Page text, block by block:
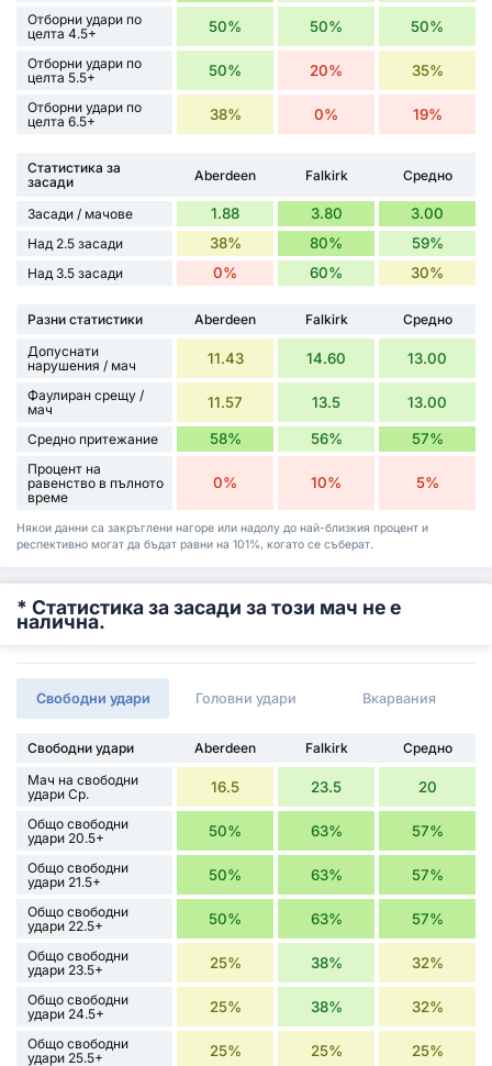
Отборни удари по
целта 4.5+
50% 50% 50%
Отборни удари по
целта 5.5+
50% 20% 35%
Отборни удари по
целта 6.5+
38% 0% 19%
Статистика за
засади
Aberdeen Falkirk Средно
Засади / мачове 1.88 3.80 3.00
Над 2.5 засади 38% 80% 59%
Над 3.5 засади 0% 60% 30%
Разни статистики Aberdeen Falkirk
Средно
Допуснати
нарушения / мач
11.43 14.60 13.00
Фаулиран срещу /
мач
11.57 13.5 13.00
Средно притежание 58% 56% 57%
Процент на
равенство в пълното
време
0% 10% 5%
Някои данни са закръглени нагоре или надолу до най-близкия процент и
респективно могат да бъдат равни на 101%, когато се съберат.
* Статистика за засади за този мач не е
налична.
Свободни удари Головни удари Вкарвания
Свободни удари Aberdeen Falkirk
Средно
Мач на свободни
удари Ср.
16.5 23.5 20
Общо свободни
удари 20.5+
50% 63% 57%
Общо свободни
удари 21.5+
50% 63% 57%
Общо свободни
удари 22.5+
50% 63% 57%
Общо свободни
удари 23.5+
25% 38% 32%
Общо свободни
удари 24.5+
25% 38% 32%
Общо свободни
удари 25.5+
25% 25% 25%